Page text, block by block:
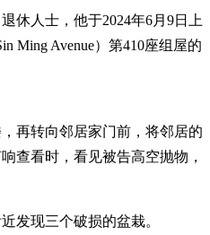
休人士，他于2024年6月9日上
Ming Avenue）第410座组屋的
再转向邻居家门前，将邻居的
查看时，看见被告高空抛物，
发现三个破损的盆栽。